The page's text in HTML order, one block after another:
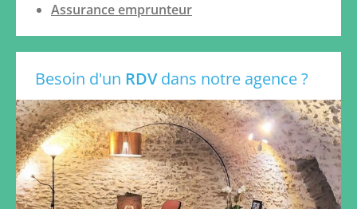
Assurance emprunteur
Besoin d'un RDVdans notre agence ?